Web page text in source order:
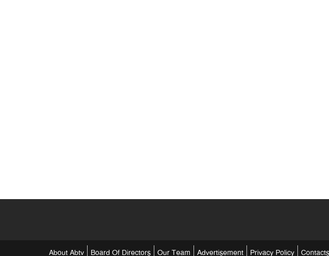
About Abtv Board Of Directors Our Team Advertisement Privacy Policy